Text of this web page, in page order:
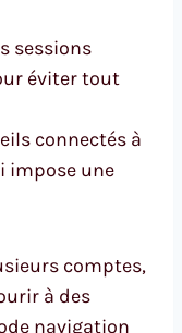
sessions
éviter tout
connectés à
impose une
comptes,
à des
navigation